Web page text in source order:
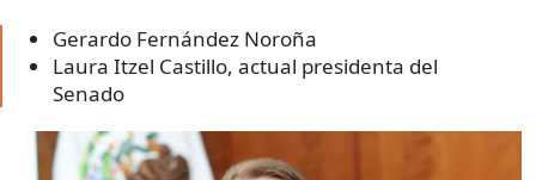
Gerardo Fernández Noroña
Laura Itzel Castillo, actual presidenta del
Senado